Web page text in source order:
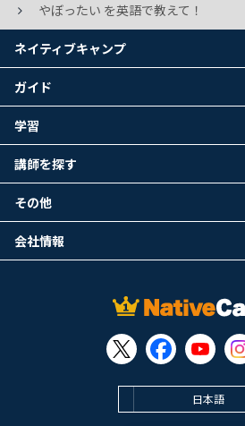
やぼったい を英語で教えて！
日本語
ネイティブキャンプ
ガイド
学習
講師を探す
その他
会社情報